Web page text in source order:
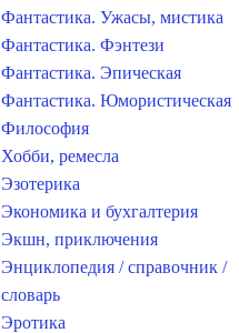
Фантастика. Ужасы, мистика
Фантастика. Фэнтези
Фантастика. Эпическая
Фантастика. Юмористическая
Философия
Хобби, ремесла
Эзотерика
Экономика и бухгалтерия
Экшн, приключения
Энциклопедия / справочник /
словарь
Эротика